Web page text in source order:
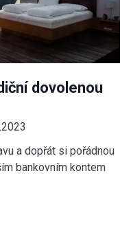
dovolenou
a dopřát si pořádnou
bankovním kontem